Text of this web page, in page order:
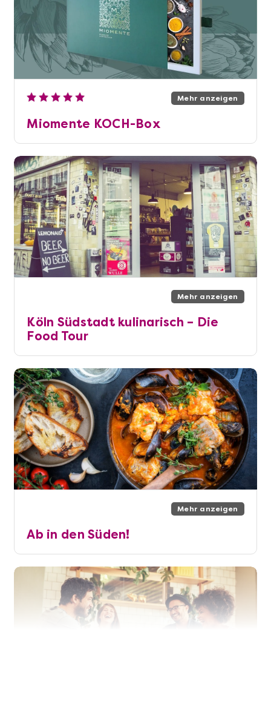
Mehr anzeigen
Miomente KOCH-Box
Mehr anzeigen
Köln Südstadt kulinarisch – Die
Food Tour
Mehr anzeigen
Ab in den Süden!